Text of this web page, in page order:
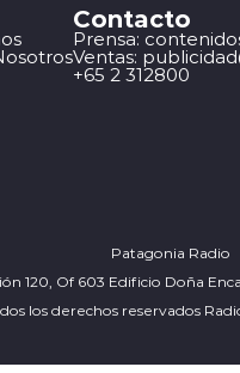
Contacto
Prensa:
Ventas:
+65 2 312800
Patagonia Radio
120, Of 603 Edificio Doña
los derechos reservados